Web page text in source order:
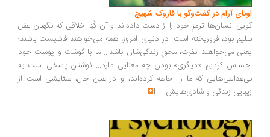
آرام در گفت‌وگو با فاروک شهیچ‭
انسان‌ها ترمزِ خود را از دست داده‌اند و آن کُدِ اخلاقی که نگهبان عقل
بود، فروریخته است. در دنیای امروز، همه می‌خواهند فاشیست باشند؛
می‌خواهند نفرت، محورِ زندگی‌شان باشد... ما با گوشت و پوست خود
کردیم «دیگری» بودن چه معنایی دارد... نوشتن پاسخی است به
که ما را احاطه کرده‌اند، و در عین حال، ستایشی است از
زندگی و شادی‌هایش...